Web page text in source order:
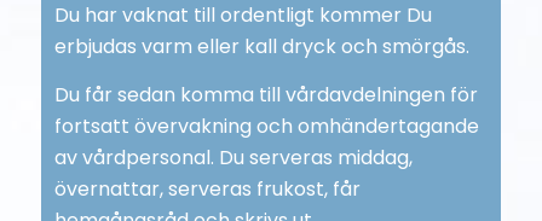
Du har vaknat till ordentligt kommer Du
erbjudas varm eller kall dryck och smörgås.
Du får sedan komma till vårdavdelningen för
fortsatt övervakning och omhändertagande
av vårdpersonal. Du serveras middag,
övernattar, serveras frukost, får